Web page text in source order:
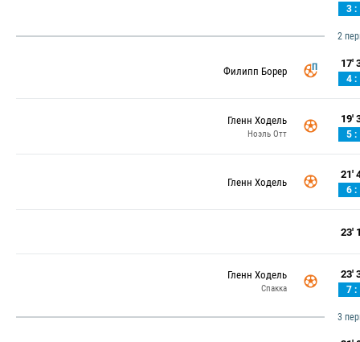
3 :
2
Филипп Борер
17'
4 :
Гленн Ходель
Ноэль Отт
19'
5 :
Гленн Ходель
21'
6 :
23'
Гленн Ходель
Спакка
23'
7 :
3